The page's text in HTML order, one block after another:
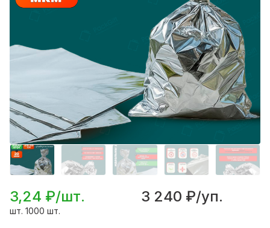
3,24 ₽/шт. 3 240 ₽/уп.
шт. 1000 шт.